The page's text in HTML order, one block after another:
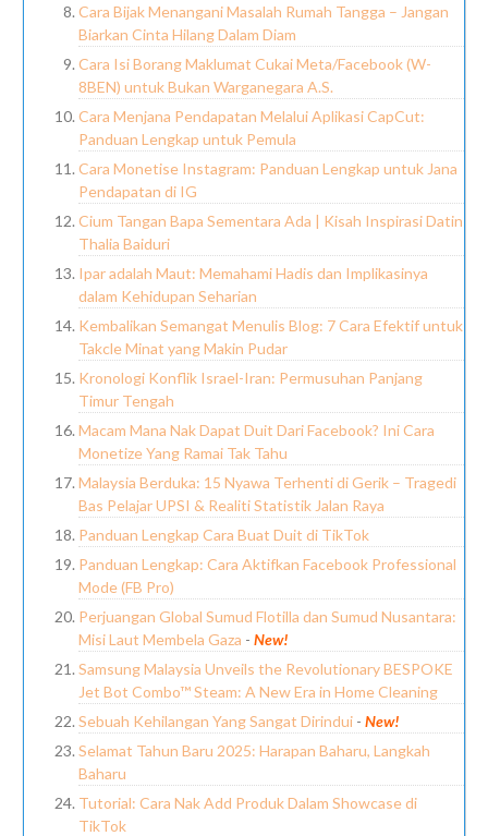
Cara Bijak Menangani Masalah Rumah Tangga – Jangan
Biarkan Cinta Hilang Dalam Diam
Cara Isi Borang Maklumat Cukai Meta/Facebook (W-
8BEN) untuk Bukan Warganegara A.S.
Cara Menjana Pendapatan Melalui Aplikasi CapCut:
Panduan Lengkap untuk Pemula
Cara Monetise Instagram: Panduan Lengkap untuk Jana
Pendapatan di IG
Cium Tangan Bapa Sementara Ada | Kisah Inspirasi Datin
Thalia Baiduri
Ipar adalah Maut: Memahami Hadis dan Implikasinya
dalam Kehidupan Seharian
Kembalikan Semangat Menulis Blog: 7 Cara Efektif untuk
Takcle Minat yang Makin Pudar
Kronologi Konflik Israel-Iran: Permusuhan Panjang
Timur Tengah
Macam Mana Nak Dapat Duit Dari Facebook? Ini Cara
Monetize Yang Ramai Tak Tahu
Malaysia Berduka: 15 Nyawa Terhenti di Gerik – Tragedi
Bas Pelajar UPSI & Realiti Statistik Jalan Raya
Panduan Lengkap Cara Buat Duit di TikTok
Panduan Lengkap: Cara Aktifkan Facebook Professional
Mode (FB Pro)
Perjuangan Global Sumud Flotilla dan Sumud Nusantara:
Misi Laut Membela Gaza -New!
Samsung Malaysia Unveils the Revolutionary BESPOKE
Jet Bot Combo™ Steam: A New Era in Home Cleaning
Sebuah Kehilangan Yang Sangat Dirindui -New!
Selamat Tahun Baru 2025: Harapan Baharu, Langkah
Baharu
Tutorial: Cara Nak Add Produk Dalam Showcase di
TikTok